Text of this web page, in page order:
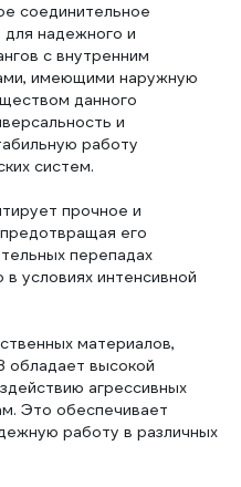
соединительное
для надежного и
с внутренним
имеющими наружную
данного
и
работу
систем.
прочное и
его
перепадах
условиях интенсивной
материалов,
обладает высокой
агрессивных
Это обеспечивает
работу в различных